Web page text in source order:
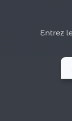
Entrez
sur